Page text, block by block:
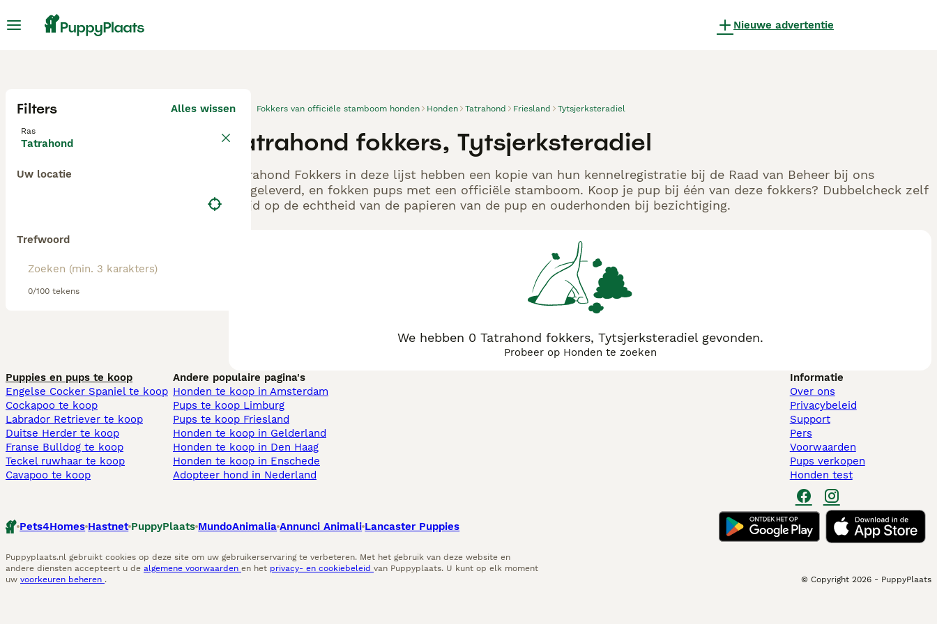
Nieuwe advertentie
Filters Alles wissen
Ras
Tatrahond
Uw locatie
Trefwoord
0/100 tekens
Fokkers van officiële stamboom honden Honden Tatrahond Friesland Tytsjerksteradiel
Tatrahond fokkers, Tytsjerksteradiel
Tatrahond Fokkers in deze lijst hebben een kopie van hun kennelregistratie bij de Raad van Beheer bij ons
aangeleverd, en fokken pups met een officiële stamboom. Koop je pup bij één van deze fokkers? Dubbelcheck zelf
altijd op de echtheid van de papieren van de pup en ouderhonden bij bezichtiging.
We hebben 0 Tatrahond fokkers, Tytsjerksteradiel gevonden.
Probeer op Honden te zoeken
Puppies en pups te koop
Engelse Cocker Spaniel te koop
Cockapoo te koop
Labrador Retriever te koop
Duitse Herder te koop
Franse Bulldog te koop
Teckel ruwhaar te koop
Cavapoo te koop
Andere populaire pagina's
Honden te koop in Amsterdam
Pups te koop Limburg​
Pups te koop Friesland​
Honden te koop in Gelderland
Honden te koop in Den Haag
Honden te koop in Enschede
Adopteer hond in Nederland
Informatie
Over ons
Privacybeleid
Support
Pers
Voorwaarden
Pups verkopen
Honden test
Pets4Homes Hastnet PuppyPlaats MundoAnimalia Annunci Animali Lancaster Puppies
Puppyplaats.nl gebruikt cookies op deze site om uw gebruikerservaring te verbeteren. Met het gebruik van deze website en
andere diensten accepteert u de algemene voorwaarden en het privacy- en cookiebeleid van Puppyplaats. U kunt op elk moment
uw voorkeuren beheren . © Copyright 2026 - PuppyPlaats